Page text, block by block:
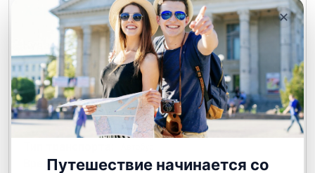
Характеристики тура
Куда: Выборг Россия
Количество дней: 2 дня На выходные
Количество
человек:
1 человек 2 человека
3 человека
4 человека
5 человек
6 человек
7 человек
8 человек
9 человек
10 человек
Время года: Зима
✕
Путешествие начинается со